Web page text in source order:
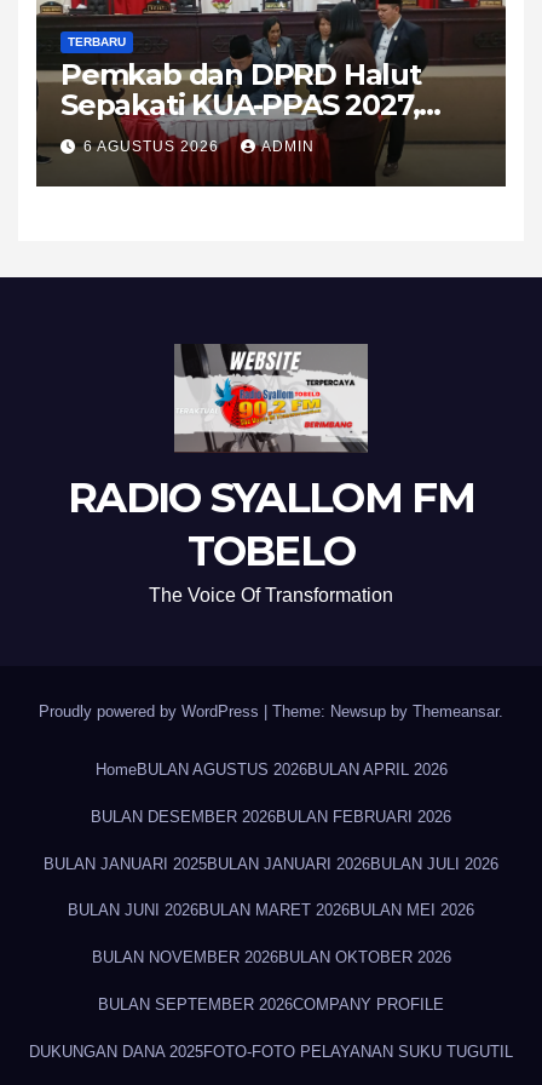
TERBARU
Pemkab dan DPRD Halut
Sepakati KUA-PPAS 2027,
APBD Diproyeksikan Tembus
Rp1,08 Triliun
6 AGUSTUS 2026 ADMIN
RADIO SYALLOM FM
TOBELO
The Voice Of Transformation
Proudly powered by WordPress | Theme: Newsup by Themeansar.
HomeBULAN AGUSTUS 2026BULAN APRIL 2026
BULAN DESEMBER 2026BULAN FEBRUARI 2026
BULAN JANUARI 2025BULAN JANUARI 2026BULAN JULI 2026
BULAN JUNI 2026BULAN MARET 2026BULAN MEI 2026
BULAN NOVEMBER 2026BULAN OKTOBER 2026
BULAN SEPTEMBER 2026COMPANY PROFILE
DUKUNGAN DANA 2025FOTO-FOTO PELAYANAN SUKU TUGUTIL